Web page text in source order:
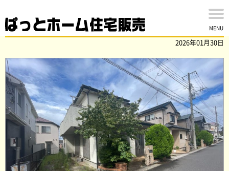
MENU
八千代市大和田新田の中古戸建を買取ました！
2026年01月30日